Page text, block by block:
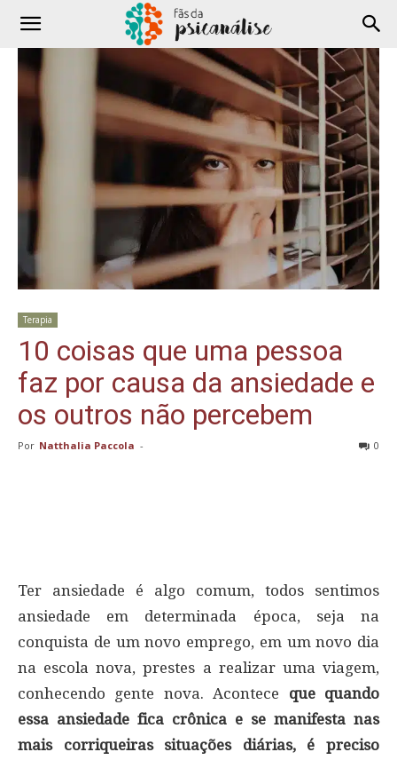
Terapia
10 coisas que uma pessoa
faz por causa da ansiedade e
os outros não percebem
Por Natthalia Paccola - 0
Ter ansiedade é algo comum, todos sentimos
ansiedade em determinada época, seja na
conquista de um novo emprego, em um novo dia
na escola nova, prestes a realizar uma viagem,
conhecendo gente nova. Acontece que quando
essa ansiedade fica crônica e se manifesta nas
mais corriqueiras situações diárias, é preciso